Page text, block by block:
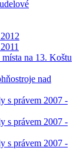
na 13. Koštu
nad
s právem 2007 -
s právem 2007 -
s právem 2007 -